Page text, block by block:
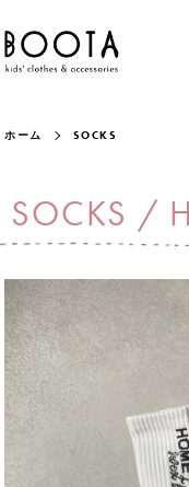
ホーム SOCKS
SOCKS /